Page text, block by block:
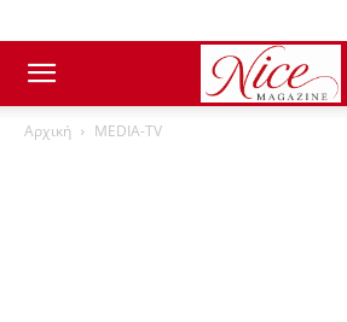
Αρχική ΜEDIA-TV